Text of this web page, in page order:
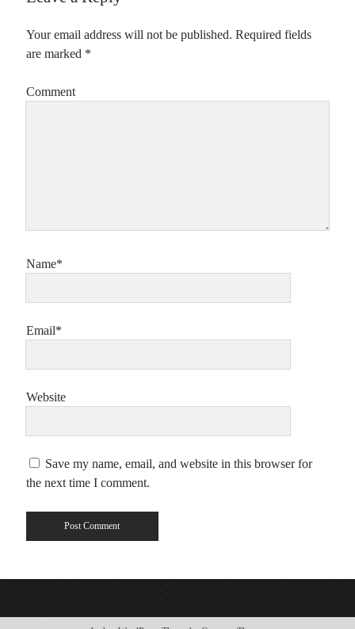
Your email address will not be published. Required fields
are marked *
Comment
Name*
Email*
Website
Save my name, email, and website in this browser for
the next time I comment.